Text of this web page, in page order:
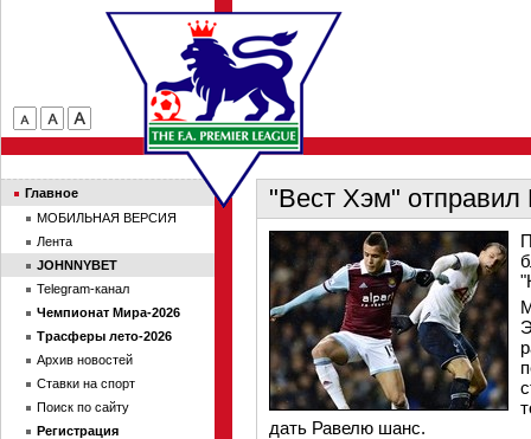
"Вест Хэм"
дать Равелю шанс.
Главное
МОБИЛЬНАЯ ВЕРСИЯ
Лента
JOHNNYBET
Telegram-канал
Чемпионат Мира-2026
Трасферы лето-2026
Архив новостей
Ставки на спорт
Поиск по сайту
Регистрация